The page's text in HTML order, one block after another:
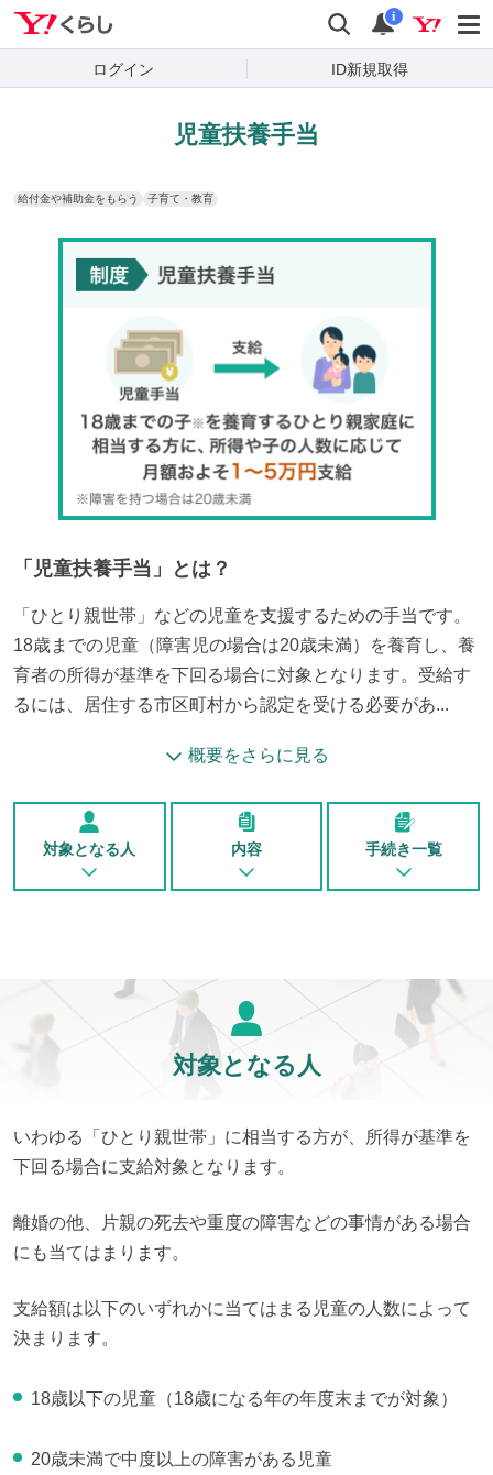
検索 通知
i
ログイン ID新規取得
児童扶養手当
給付金や補助金をもらう 子育て・教育
「 児童扶養手当 」とは？
「ひとり親世帯」などの児童を支援するための手当です。
18歳までの児童（障害児の場合は20歳未満）を養育し、養
育者の所得が基準を下回る場合に対象となります。受給す
るには、居住する市区町村から認定を受ける必要があ...
概要をさらに見る
対象となる人 内容 手続き一覧
対象となる人
いわゆる「ひとり親世帯」に相当する方が、所得が基準を
下回る場合に支給対象となります。
離婚の他、片親の死去や重度の障害などの事情がある場合
にも当てはまります。
支給額は以下のいずれかに当てはまる児童の人数によって
決まります。
18歳以下の児童（18歳になる年の年度末までが対象）
20歳未満で中度以上の障害がある児童